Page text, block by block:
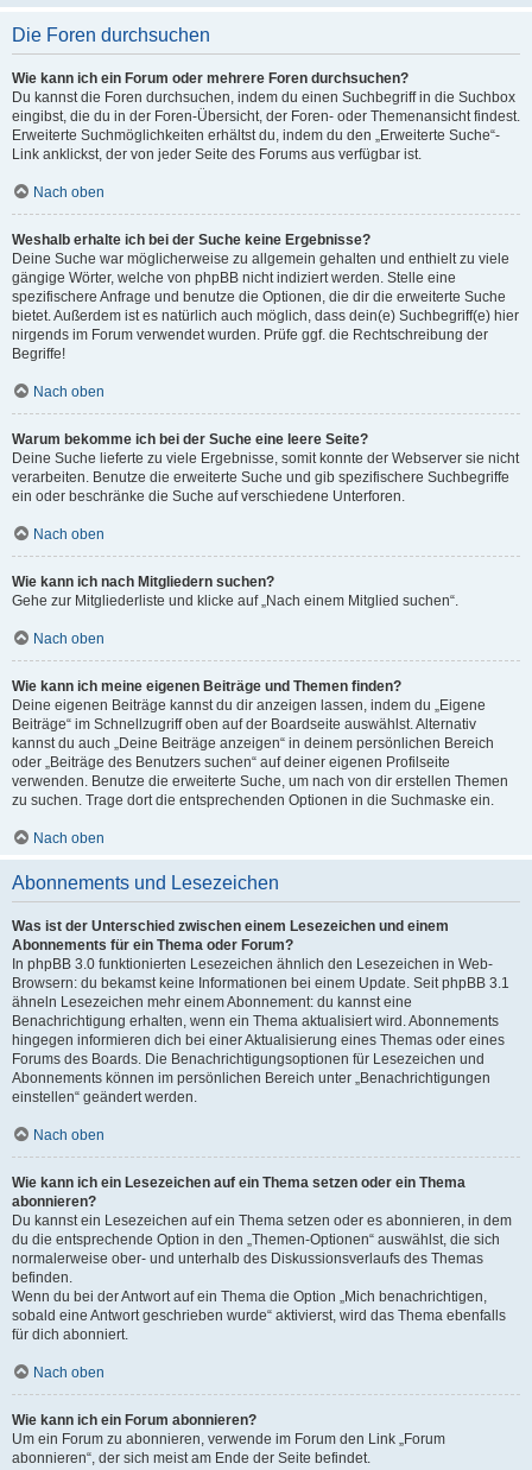
Die Foren durchsuchen
Wie kann ich ein Forum oder mehrere Foren durchsuchen?
Du kannst die Foren durchsuchen, indem du einen Suchbegriff in die Suchbox
eingibst, die du in der Foren-Übersicht, der Foren- oder Themenansicht findest.
Erweiterte Suchmöglichkeiten erhältst du, indem du den „Erweiterte Suche“-
Link anklickst, der von jeder Seite des Forums aus verfügbar ist.
Nach oben
Weshalb erhalte ich bei der Suche keine Ergebnisse?
Deine Suche war möglicherweise zu allgemein gehalten und enthielt zu viele
gängige Wörter, welche von phpBB nicht indiziert werden. Stelle eine
spezifischere Anfrage und benutze die Optionen, die dir die erweiterte Suche
bietet. Außerdem ist es natürlich auch möglich, dass dein(e) Suchbegriff(e) hier
nirgends im Forum verwendet wurden. Prüfe ggf. die Rechtschreibung der
Begriffe!
Nach oben
Warum bekomme ich bei der Suche eine leere Seite?
Deine Suche lieferte zu viele Ergebnisse, somit konnte der Webserver sie nicht
verarbeiten. Benutze die erweiterte Suche und gib spezifischere Suchbegriffe
ein oder beschränke die Suche auf verschiedene Unterforen.
Nach oben
Wie kann ich nach Mitgliedern suchen?
Gehe zur Mitgliederliste und klicke auf „Nach einem Mitglied suchen“.
Nach oben
Wie kann ich meine eigenen Beiträge und Themen finden?
Deine eigenen Beiträge kannst du dir anzeigen lassen, indem du „Eigene
Beiträge“ im Schnellzugriff oben auf der Boardseite auswählst. Alternativ
kannst du auch „Deine Beiträge anzeigen“ in deinem persönlichen Bereich
oder „Beiträge des Benutzers suchen“ auf deiner eigenen Profilseite
verwenden. Benutze die erweiterte Suche, um nach von dir erstellen Themen
zu suchen. Trage dort die entsprechenden Optionen in die Suchmaske ein.
Nach oben
Abonnements und Lesezeichen
Was ist der Unterschied zwischen einem Lesezeichen und einem
Abonnements für ein Thema oder Forum?
In phpBB 3.0 funktionierten Lesezeichen ähnlich den Lesezeichen in Web-
Browsern: du bekamst keine Informationen bei einem Update. Seit phpBB 3.1
ähneln Lesezeichen mehr einem Abonnement: du kannst eine
Benachrichtigung erhalten, wenn ein Thema aktualisiert wird. Abonnements
hingegen informieren dich bei einer Aktualisierung eines Themas oder eines
Forums des Boards. Die Benachrichtigungsoptionen für Lesezeichen und
Abonnements können im persönlichen Bereich unter „Benachrichtigungen
einstellen“ geändert werden.
Nach oben
Wie kann ich ein Lesezeichen auf ein Thema setzen oder ein Thema
abonnieren?
Du kannst ein Lesezeichen auf ein Thema setzen oder es abonnieren, in dem
du die entsprechende Option in den „Themen-Optionen“ auswählst, die sich
normalerweise ober- und unterhalb des Diskussionsverlaufs des Themas
befinden.
Wenn du bei der Antwort auf ein Thema die Option „Mich benachrichtigen,
sobald eine Antwort geschrieben wurde“ aktivierst, wird das Thema ebenfalls
für dich abonniert.
Nach oben
Wie kann ich ein Forum abonnieren?
Um ein Forum zu abonnieren, verwende im Forum den Link „Forum
abonnieren“, der sich meist am Ende der Seite befindet.